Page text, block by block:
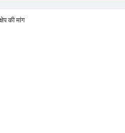
की मांग